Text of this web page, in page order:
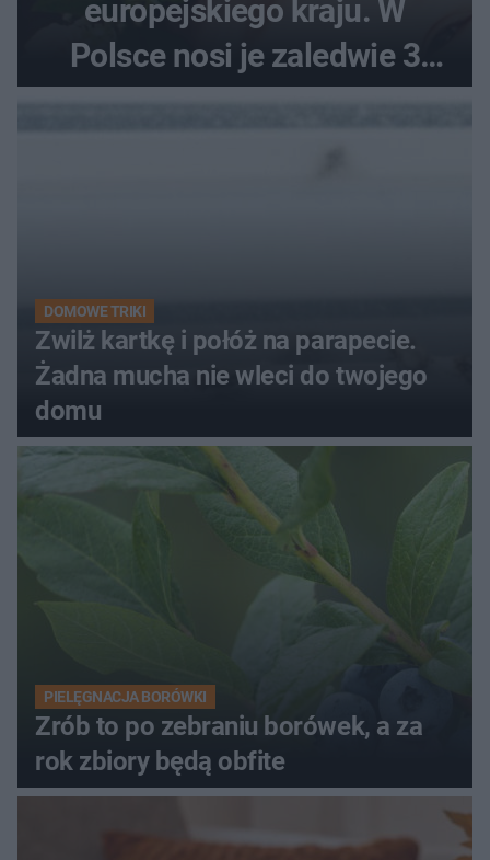
europejskiego kraju. W
Polsce nosi je zaledwie 3
kobiety
DOMOWE TRIKI
Zwilż kartkę i połóż na parapecie.
Żadna mucha nie wleci do twojego
domu
PIELĘGNACJA BORÓWKI
Zrób to po zebraniu borówek, a za
rok zbiory będą obfite